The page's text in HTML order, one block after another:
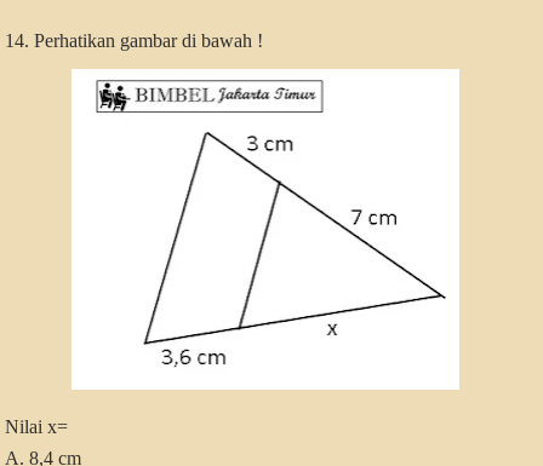
14. Perhatikan gambar di bawah !
Nilai x=
A. 8,4 cm